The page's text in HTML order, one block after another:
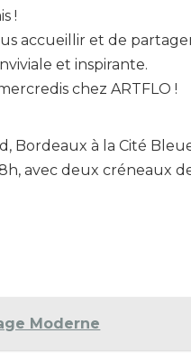
!
accueillir et de
et inspirante.
chez ARTFLO !
Bordeaux à la Cité
avec deux créneaux
Moderne